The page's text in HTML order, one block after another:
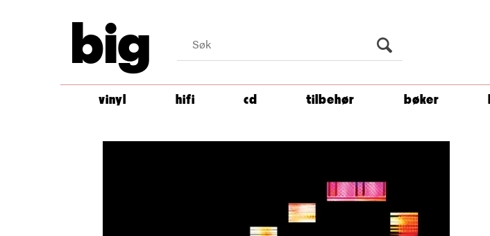
big
vinyl hifi cd tilbehør bøker